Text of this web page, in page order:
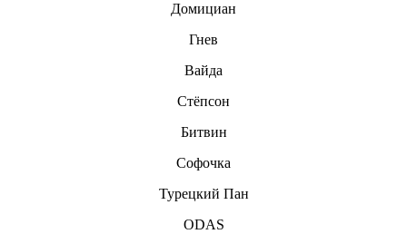
Домициан
Гнев
Вайда
Стёпсон
Битвин
Софочка
Турецкий Пан
ODAS